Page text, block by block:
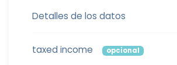
Detalles de los datos
taxed income opcional